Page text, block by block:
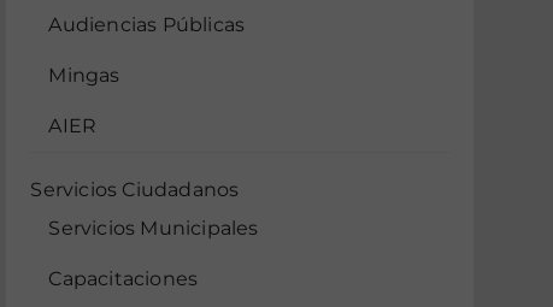
Audiencias Públicas
Mingas
AIER
Servicios Ciudadanos
Servicios Municipales
Capacitaciones